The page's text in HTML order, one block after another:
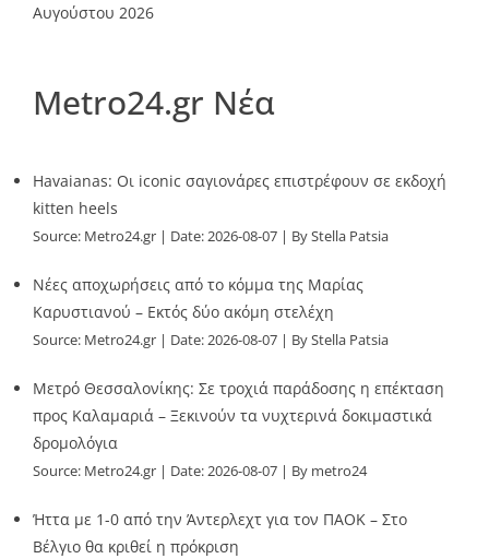
Αυγούστου 2026
Metro24.gr Νέα
Havaianas: Οι iconic σαγιονάρες επιστρέφουν σε εκδοχή
kitten heels
Source: Metro24.gr Date: 2026-08-07 By Stella Patsia
Νέες αποχωρήσεις από το κόμμα της Μαρίας
Καρυστιανού – Εκτός δύο ακόμη στελέχη
Source: Metro24.gr Date: 2026-08-07 By Stella Patsia
Μετρό Θεσσαλονίκης: Σε τροχιά παράδοσης η επέκταση
προς Καλαμαριά – Ξεκινούν τα νυχτερινά δοκιμαστικά
δρομολόγια
Source: Metro24.gr Date: 2026-08-07 By metro24
Ήττα με 1-0 από την Άντερλεχτ για τον ΠΑΟΚ – Στο
Βέλγιο θα κριθεί η πρόκριση